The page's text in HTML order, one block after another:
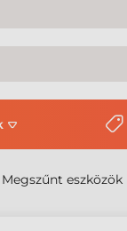
Megszűnt eszközök